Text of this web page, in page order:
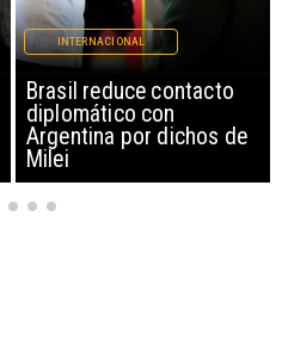
China restringe
exportación de drones a
EEUU y sanciona
empresas
INTERNACIONAL